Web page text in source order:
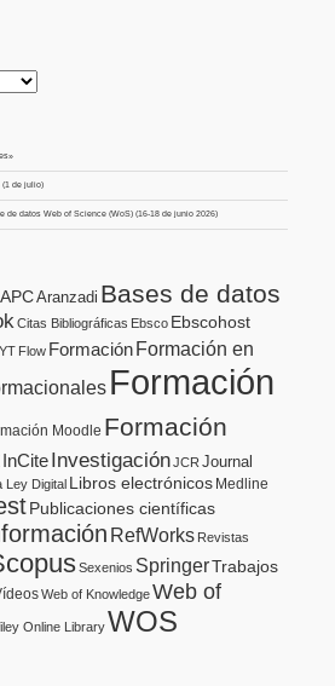
(1 de julio)
de datos Web of Science (WoS) (16-18 de junio 2026)
APCAranzadi Bases de datos
Citas Bibliográficas Ebsco Ebscohost
Flow FormaciónFormación en
Formación
Moodle Formación
InCiteInvestigaciónJCR Journal
Ley Digital Libros electrónicos Medline
Publicaciones científicas
RefWorks Revistas
Sexenios SpringerTrabajos
Web of KnowledgeWeb of
Online LibraryWOS